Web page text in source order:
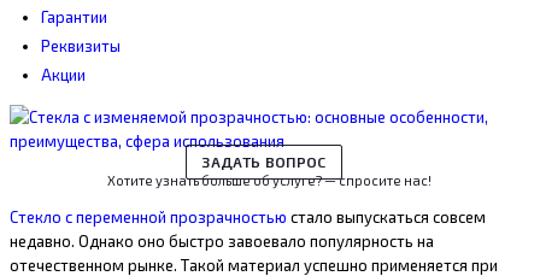
Гарантии
Реквизиты
Акции
ЗАДАТЬ ВОПРОС
Хотите узнать больше об услуге? — спросите нас!
Стекло с переменной прозрачностью стало выпускаться совсем
недавно. Однако оно быстро завоевало популярность на
отечественном рынке. Такой материал успешно применяется при